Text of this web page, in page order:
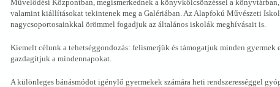
Művelődési Központban, megismerkednek a könyvkölcsönzéssel a
valamint kiállításokat tekintenek meg a Galériában. Az Alapfokú Művészeti
nagycsoportosainkkal örömmel fogadjuk az általános iskolák meghívásait is.
Kiemelt célunk a tehetséggondozás: felismerjük és támogatjuk minden gyermek
gazdagítjuk a mindennapokat.
A különleges bánásmódot igénylő gyermekek számára heti rendszerességgel